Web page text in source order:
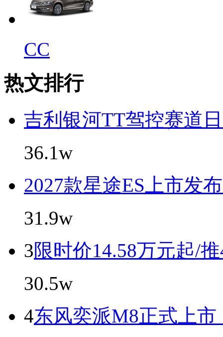
CC
热文排行
吉利银河TT驾控赛道
36.1w
2027款星途ES上市发
31.9w
3限时价14.58万元起/
30.5w
4东风奕派M8正式上